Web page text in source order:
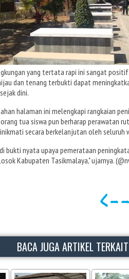
yang tertata rapi ini sangat
dan tenang terbukti dapat
dini.
halaman ini melengkapi rangkaian
tua siswa pun berharap perawatan
secara berkelanjutan oleh seluruh
bukti nyata upaya pemerataan
Kabupaten Tasikmalaya," ujarnya.
BACA JUGA ARTIKEL